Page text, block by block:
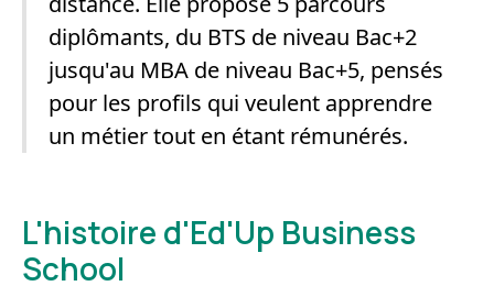
diplômants, du BTS de niveau Bac+2
jusqu'au MBA de niveau Bac+5, pensés
pour les profils qui veulent apprendre
un métier tout en étant rémunérés.
L'histoire d'Ed'Up Business
School